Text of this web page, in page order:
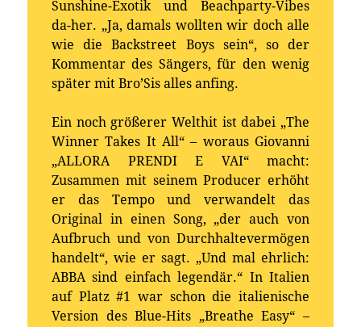
Sunshine-Exotik und Beachparty-Vibes
da-her. „Ja, damals wollten wir doch alle
wie die Backstreet Boys sein“, so der
Kommentar des Sängers, für den wenig
später mit Bro’Sis alles anfing.
Ein noch größerer Welthit ist dabei „The
Winner Takes It All“ – woraus Giovanni
„ALLORA PRENDI E VAI“ macht:
Zusammen mit seinem Producer erhöht
er das Tempo und verwandelt das
Original in einen Song, „der auch von
Aufbruch und von Durchhaltevermögen
handelt“, wie er sagt. „Und mal ehrlich:
ABBA sind einfach legendär.“ In Italien
auf Platz #1 war schon die italienische
Version des Blue-Hits „Breathe Easy“ –